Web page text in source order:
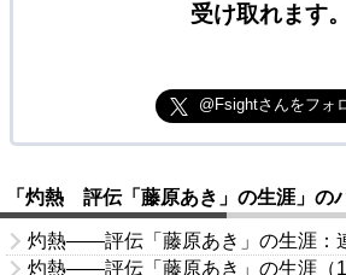
受け取れます。
@Fsightさんをフォ
「灼熱 評伝「藤原あき」の生涯」の
灼熱――評伝「藤原あき」の生涯：
灼熱――評伝「藤原あき」の生涯（